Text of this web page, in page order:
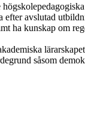
efter avslutad
ha kunskap om
såsom